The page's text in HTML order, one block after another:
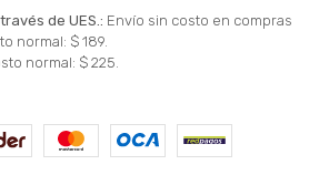
de UES.: Envío sin costo en compras
normal: $ 189.
normal: $ 225.